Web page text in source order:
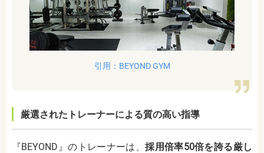
引用：BEYOND GYM
厳選されたトレーナーによる質の高い指導
『BEYOND』のトレーナーは、採用倍率50倍を誇る厳し